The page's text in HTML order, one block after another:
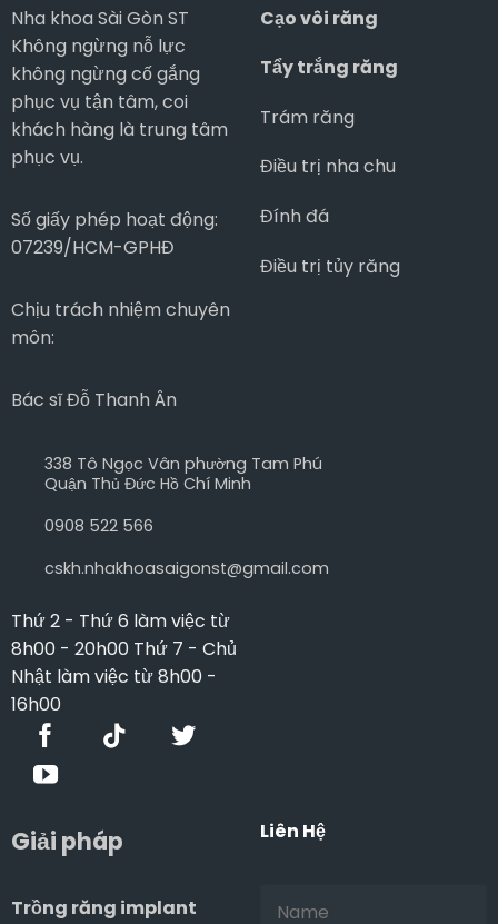
Nha khoa Sài Gòn ST
Không ngừng nỗ lực
không ngừng cố gắng
phục vụ tận tâm, coi
khách hàng là trung tâm
phục vụ.
Số giấy phép hoạt động:
07239/HCM-GPHĐ
Chịu trách nhiệm chuyên
môn:
Bác sĩ Đỗ Thanh Ân
338 Tô Ngọc Vân phường Tam Phú
Quận Thủ Đức Hồ Chí Minh
0908 522 566
cskh.nhakhoasaigonst@gmail.com
Thứ 2 - Thứ 6 làm việc từ
8h00 - 20h00 Thứ 7 - Chủ
Nhật làm việc từ 8h00 -
16h00
Cạo vôi răng
Tẩy trắng răng
Trám răng
Điều trị nha chu
Đính đá
Điều trị tủy răng
Giải pháp
Trồng răng implant
Liên Hệ